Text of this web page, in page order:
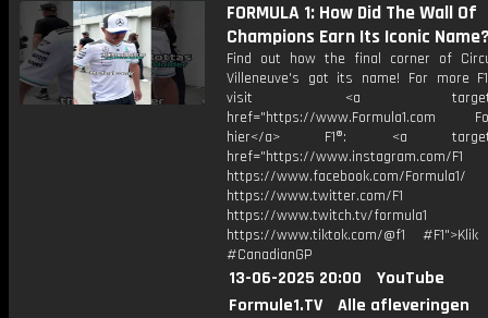
FORMULA 1: How Did The Wall Of
Champions Earn Its Iconic
Find out how the final corner of
Villeneuve's got its name! For more
visit <a
href="https://www.Formula1.com
hier</a> F1®: <a
href="https://www.instagram.com/F1
https://www.facebook.com/Formula1/
https://www.twitter.com/F1
https://www.twitch.tv/formula1
https://www.tiktok.com/@f1
#CanadianGP
13-06-2025 20:00
YouTube
Formule1.TV
Alle afleveringen